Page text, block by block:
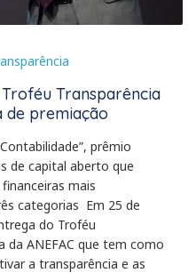
Transparência
de premiação
prêmio
de capital aberto que
mais
categorias Em 25 de
do Troféu
da ANEFAC que tem como
a transparência e as